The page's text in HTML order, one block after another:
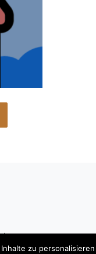
zu